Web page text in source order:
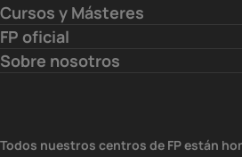
Cursos y Másteres
FP oficial
Sobre nosotros
Todos nuestros centros de FP están